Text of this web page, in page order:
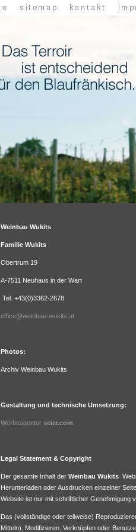
Weinbau Wukits
Familie Wukits
Obertrum 19
A-7511 Neuhaus in der Wart
Tel. +43(0)3362-2678
office@weinbau-wukits.at
Photos:
Archiv Weinbau Wukits
Gestaltung und technische Umsetzung:
Werbeagentur seier.com
Legal Statement & Copyright
Der gesamte Inhalt der Weinbau Wukits
Herunterladen oder Ausdrucken einzelner
Website ist nur mit schriftlicher Genehmigung
Das (vollständige oder teilweise)
Mitteln), Modifizieren, Verknüpfen oder